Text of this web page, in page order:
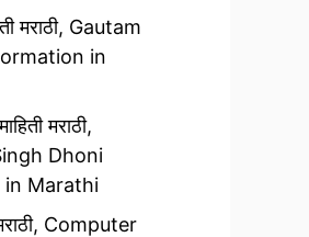
मराठी, Gautam
in
मराठी,
Dhoni
Marathi
Computer